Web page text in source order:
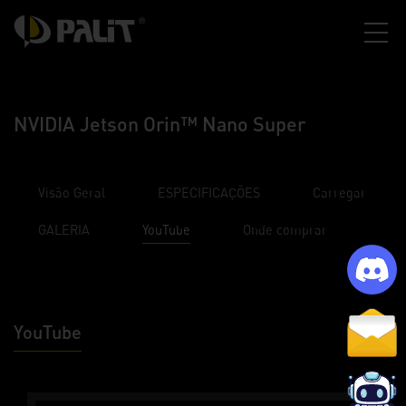
NVIDIA Jetson Orin™ Nano Super
Visão Geral ESPECIFICAÇÕES Carregar
GALERIA YouTube Onde comprar
YouTube